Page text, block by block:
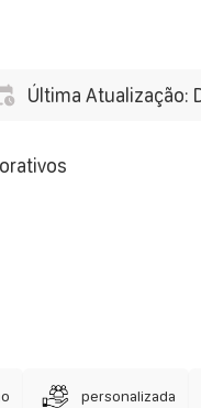
Última Atualização:
personalizada